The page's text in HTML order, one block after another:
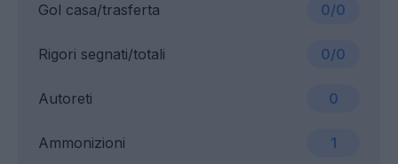
Gol casa/trasferta 0/0
Ammonizioni 1
Rigori segnati/totali 0/0
Autoreti 0